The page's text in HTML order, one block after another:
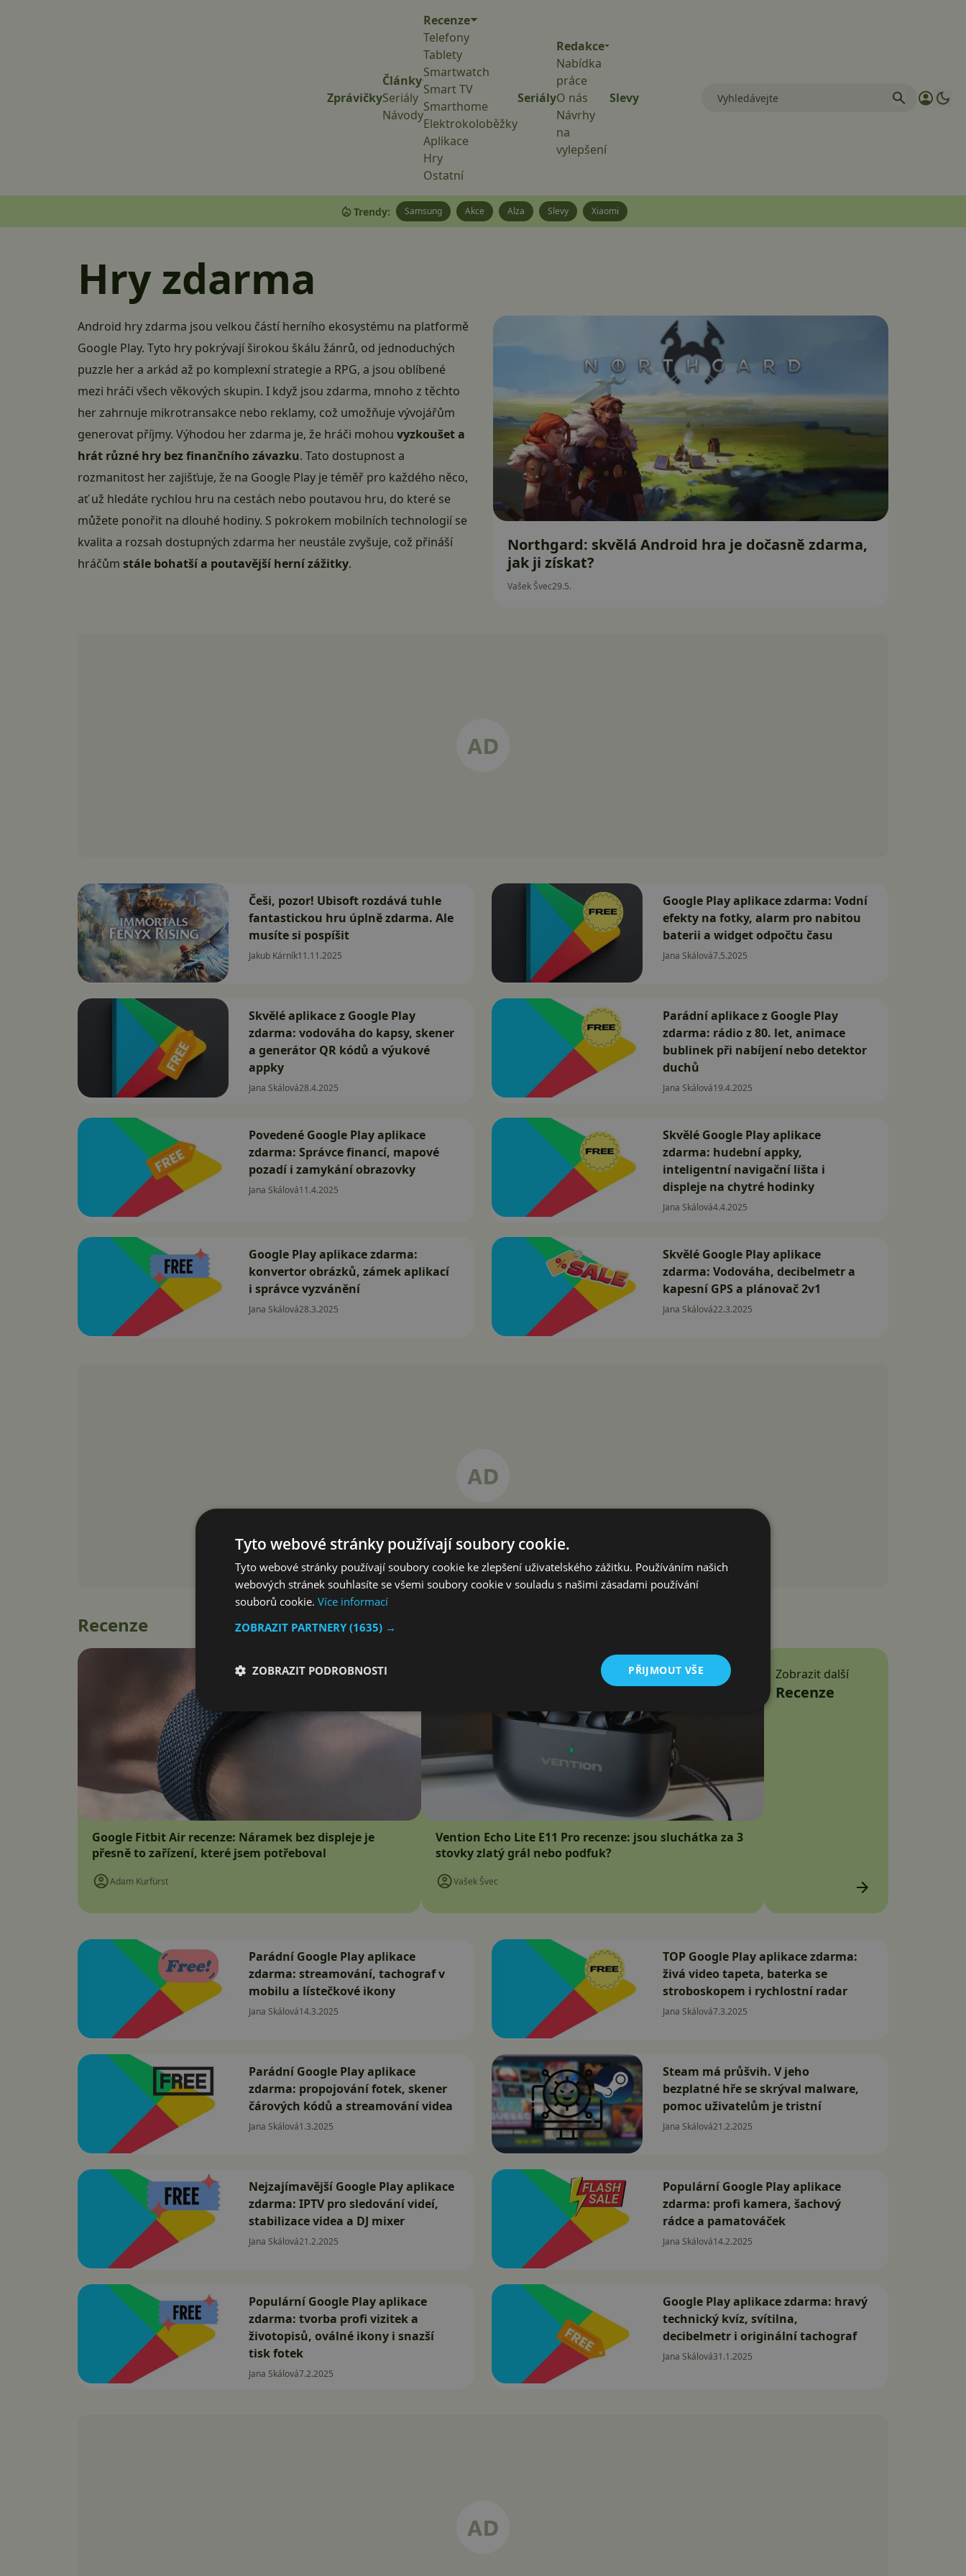
Zprávičky
Články
Seriály
Návody
Recenze
Telefony
Tablety
Smartwatch
Smart TV
Smarthome
Elektrokoloběžky
Aplikace
Hry
Ostatní
Seriály
Redakce
Nabídka
práce
O nás
Návrhy
na
vylepšení
Slevy
Trendy: Samsung Akce Alza Slevy Xiaomi
Hry zdarma
Android hry zdarma jsou velkou částí herního ekosystému na platformě
Google Play. Tyto hry pokrývají širokou škálu žánrů, od jednoduchých
puzzle her a arkád až po komplexní strategie a RPG, a jsou oblíbené
mezi hráči všech věkových skupin. I když jsou zdarma, mnoho z těchto
her zahrnuje mikrotransakce nebo reklamy, což umožňuje vývojářům
generovat příjmy. Výhodou her zdarma je, že hráči mohou vyzkoušet a
hrát různé hry bez finančního závazku. Tato dostupnost a
rozmanitost her zajišťuje, že na Google Play je téměř pro každého něco,
ať už hledáte rychlou hru na cestách nebo poutavou hru, do které se
můžete ponořit na dlouhé hodiny. S pokrokem mobilních technologií se
kvalita a rozsah dostupných zdarma her neustále zvyšuje, což přináší
hráčům stále bohatší a poutavější herní zážitky.
Northgard: skvělá Android hra je dočasně zdarma,
jak ji získat?
Vašek Švec29.5.
Češi, pozor! Ubisoft rozdává tuhle
fantastickou hru úplně zdarma. Ale
musíte si pospíšit
Jakub Kárník11.11.2025
Google Play aplikace zdarma: Vodní
efekty na fotky, alarm pro nabitou
baterii a widget odpočtu času
Jana Skálová7.5.2025
Skvělé aplikace z Google Play
zdarma: vodováha do kapsy, skener
a generátor QR kódů a výukové
appky
Jana Skálová28.4.2025
Parádní aplikace z Google Play
zdarma: rádio z 80. let, animace
bublinek při nabíjení nebo detektor
duchů
Jana Skálová19.4.2025
Povedené Google Play aplikace
zdarma: Správce financí, mapové
pozadí i zamykání obrazovky
Jana Skálová11.4.2025
Skvělé Google Play aplikace
zdarma: hudební appky,
inteligentní navigační lišta i
displeje na chytré hodinky
Jana Skálová4.4.2025
Google Play aplikace zdarma:
konvertor obrázků, zámek aplikací
i správce vyzvánění
Jana Skálová28.3.2025
Skvělé Google Play aplikace
zdarma: Vodováha, decibelmetr a
kapesní GPS a plánovač 2v1
Jana Skálová22.3.2025
Recenze
Google Fitbit Air recenze: Náramek bez displeje je
přesně to zařízení, které jsem potřeboval
Adam Kurfürst
Vention Echo Lite E11 Pro recenze: jsou sluchátka za 3
stovky zlatý grál nebo podfuk?
Vašek Švec
Zobrazit další
Recenze
Parádní Google Play aplikace
zdarma: streamování, tachograf v
mobilu a lístečkové ikony
Jana Skálová14.3.2025
TOP Google Play aplikace zdarma:
živá video tapeta, baterka se
stroboskopem i rychlostní radar
Jana Skálová7.3.2025
Parádní Google Play aplikace
zdarma: propojování fotek, skener
čárových kódů a streamování videa
Jana Skálová1.3.2025
Steam má průšvih. V jeho
bezplatné hře se skrýval malware,
pomoc uživatelům je tristní
Jana Skálová21.2.2025
Nejzajímavější Google Play aplikace
zdarma: IPTV pro sledování videí,
stabilizace videa a DJ mixer
Jana Skálová21.2.2025
Populární Google Play aplikace
zdarma: profi kamera, šachový
rádce a pamatováček
Jana Skálová14.2.2025
Populární Google Play aplikace
zdarma: tvorba profi vizitek a
životopisů, oválné ikony i snazší
tisk fotek
Jana Skálová7.2.2025
Google Play aplikace zdarma: hravý
technický kvíz, svítilna,
decibelmetr i originální tachograf
Jana Skálová31.1.2025
Tyto webové stránky používají soubory cookie.
Tyto webové stránky používají soubory cookie ke zlepšení uživatelského zážitku. Používáním našich
webových stránek souhlasíte se všemi soubory cookie v souladu s našimi zásadami používání
souborů cookie. Více informací
ZOBRAZIT PARTNERY(1635) →
PŘIJMOUT VŠE
ZOBRAZIT PODROBNOSTI